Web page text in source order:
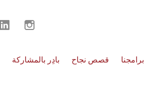
برامجنا قصص نجاح بادِر بالمشاركة